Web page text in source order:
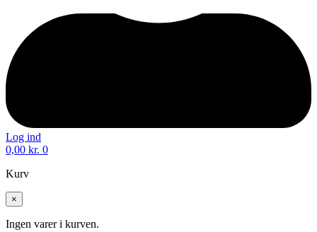
Log ind
0,00 kr. 0
Kurv
×
Ingen varer i kurven.